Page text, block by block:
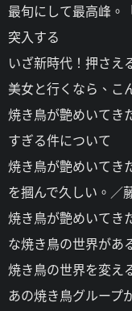
最旬にして最高峰。
突入する
いざ新時代！押さえ
美女と行くなら、こ
焼き鳥が艶めいてき
すぎる件について
焼き鳥が艶めいてき
を摑んで久しい。／
焼き鳥が艶めいてき
な焼き鳥の世界があ
焼き鳥の世界を変え
あの焼き鳥グループ